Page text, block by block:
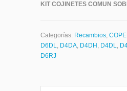
KIT COJINETES COMUN
Categorías: Recambios,
D6DL, D4DA, D4DH , D4DL,
D6RJ